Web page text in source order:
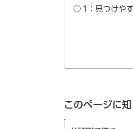
1：見つけや
このページに